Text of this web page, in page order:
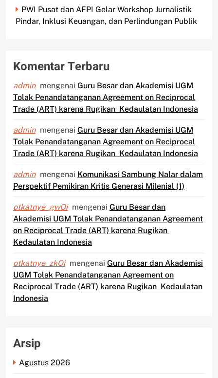
PWI Pusat dan AFPI Gelar Workshop Jurnalistik
Pindar, Inklusi Keuangan, dan Perlindungan Publik
Komentar Terbaru
admin mengenai Guru Besar dan Akademisi UGM
Tolak Penandatanganan Agreement on Reciprocal
Trade (ART) karena Rugikan Kedaulatan Indonesia
admin mengenai Guru Besar dan Akademisi UGM
Tolak Penandatanganan Agreement on Reciprocal
Trade (ART) karena Rugikan Kedaulatan Indonesia
admin mengenai Komunikasi Sambung Nalar dalam
Perspektif Pemikiran Kritis Generasi Milenial (1)
otkatnye_gwOi mengenai Guru Besar dan
Akademisi UGM Tolak Penandatanganan Agreement
on Reciprocal Trade (ART) karena Rugikan
Kedaulatan Indonesia
otkatnye_zkOi mengenai Guru Besar dan Akademisi
UGM Tolak Penandatanganan Agreement on
Reciprocal Trade (ART) karena Rugikan Kedaulatan
Indonesia
Arsip
Agustus 2026